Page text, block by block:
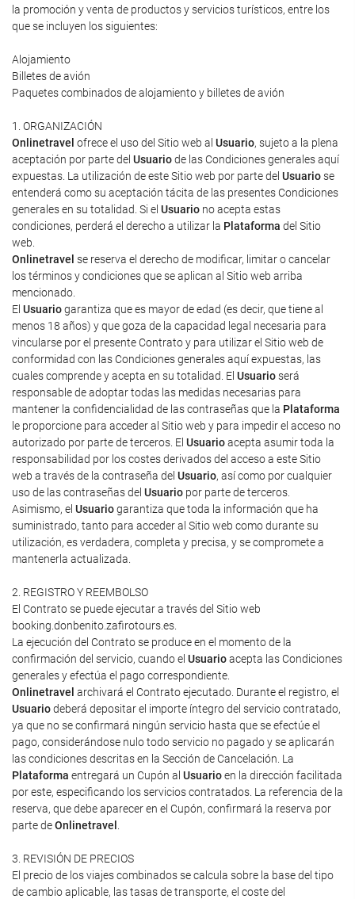
la promoción y venta de productos y servicios turísticos, entre los
que se incluyen los siguientes:
Alojamiento
Billetes de avión
Paquetes combinados de alojamiento y billetes de avión
1. ORGANIZACIÓN
Onlinetravel ofrece el uso del Sitio web al Usuario, sujeto a la plena
aceptación por parte del Usuariode las Condiciones generales aquí
expuestas. La utilización de este Sitio web por parte del Usuariose
entenderá como su aceptación tácita de las presentes Condiciones
generales en su totalidad. Si el Usuario no acepta estas
condiciones, perderá el derecho a utilizar la Plataforma del Sitio
web.
Onlinetravel se reserva el derecho de modificar, limitar o cancelar
los términos y condiciones que se aplican al Sitio web arriba
mencionado.
El Usuariogarantiza que es mayor de edad (es decir, que tiene al
menos 18 años) y que goza de la capacidad legal necesaria para
vincularse por el presente Contrato y para utilizar el Sitio web de
conformidad con las Condiciones generales aquí expuestas, las
cuales comprende y acepta en su totalidad. El Usuarioserá
responsable de adoptar todas las medidas necesarias para
mantener la confidencialidad de las contraseñas que la Plataforma
le proporcione para acceder al Sitio web y para impedir el acceso no
autorizado por parte de terceros. El Usuarioacepta asumir toda la
responsabilidad por los costes derivados del acceso a este Sitio
web a través de la contraseña del Usuario, así como por cualquier
uso de las contraseñas del Usuario por parte de terceros.
Asimismo, el Usuariogarantiza que toda la información que ha
suministrado, tanto para acceder al Sitio web como durante su
utilización, es verdadera, completa y precisa, y se compromete a
mantenerla actualizada.
2. REGISTRO Y REEMBOLSO
El Contrato se puede ejecutar a través del Sitio web
booking.donbenito.zafirotours.es.
La ejecución del Contrato se produce en el momento de la
confirmación del servicio, cuando el Usuarioacepta las Condiciones
generales y efectúa el pago correspondiente.
Onlinetravel archivará el Contrato ejecutado. Durante el registro, el
Usuariodeberá depositar el importe íntegro del servicio contratado,
ya que no se confirmará ningún servicio hasta que se efectúe el
pago, considerándose nulo todo servicio no pagado y se aplicarán
las condiciones descritas en la Sección de Cancelación. La
Plataforma entregará un Cupón al Usuarioen la dirección facilitada
por este, especificando los servicios contratados. La referencia de la
reserva, que debe aparecer en el Cupón, confirmará la reserva por
parte deOnlinetravel
3. REVISIÓN DE PRECIOS
El precio de los viajes combinados se calcula sobre la base del tipo
de cambio aplicable, las tasas de transporte, el coste del